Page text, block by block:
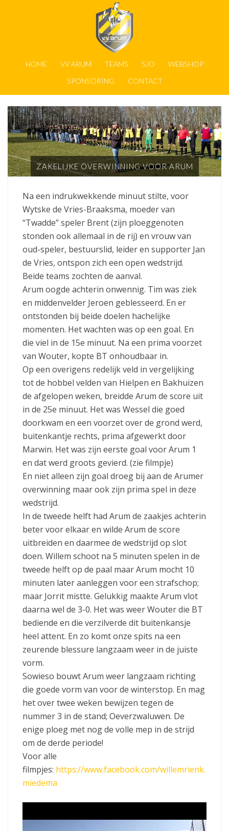
HOME VV ARUM TEAMS SJO
WEBSHOP
SPONSORING
CONTACT
ZAKELIJKE OVERWINNING VOOR ARUM
Na een indrukwekkende minuut stilte, voor
Wytske de Vries-Braaksma, moeder van
“Twadde” speler Brent (zijn ploeggenoten
stonden ook allemaal in de rij) en vrouw van
oud-speler, bestuurslid, leider en supporter Jan
de Vries, ontspon zich een open wedstrijd.
Beide teams zochten de aanval.
Arum oogde achterin onwennig. Tim was ziek
en middenvelder Jeroen geblesseerd. En er
ontstonden bij beide doelen hachelijke
momenten. Het wachten was op een goal. En
die viel in de 15e minuut. Na een prima voorzet
van Wouter, kopte BT onhoudbaar in.
Op een overigens redelijk veld in vergelijking
tot de hobbel velden van Hielpen en Bakhuizen
de afgelopen weken, breidde Arum de score uit
in de 25e minuut. Het was Wessel die goed
doorkwam en een voorzet over de grond werd,
buitenkantje rechts, prima afgewerkt door
Marwin. Het was zijn eerste goal voor Arum 1
en dat werd groots gevierd. (zie filmpje)
En niet alleen zijn goal droeg bij aan de Arumer
overwinning maar ook zijn prima spel in deze
wedstrijd.
In de tweede helft had Arum de zaakjes achterin
beter voor elkaar en wilde Arum de score
uitbreiden en daarmee de wedstrijd op slot
doen. Willem schoot na 5 minuten spelen in de
tweede helft op de paal maar Arum mocht 10
minuten later aanleggen voor een strafschop;
maar Jorrit mistte. Gelukkig maakte Arum vlot
daarna wel de 3-0. Het was weer Wouter die BT
bediende en die verzilverde dit buitenkansje
heel attent. En zo komt onze spits na een
zeurende blessure langzaam weer in de juiste
vorm.
Sowieso bouwt Arum weer langzaam richting
die goede vorm van voor de winterstop. En mag
het over twee weken bewijzen tegen de
nummer 3 in de stand; Oeverzwaluwen. De
enige ploeg met nog de volle mep in de strijd
om de derde periode!
Voor alle
filmpjes: https://www.facebook.com/willemrienk.
miedema
i